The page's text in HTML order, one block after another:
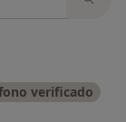
verificado